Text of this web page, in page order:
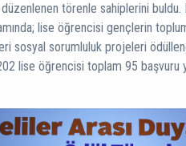
törenle sahiplerini
lise öğrencisi gençlerin
sosyal sorumluluk projeleri
lise öğrencisi toplam 95 başvuru